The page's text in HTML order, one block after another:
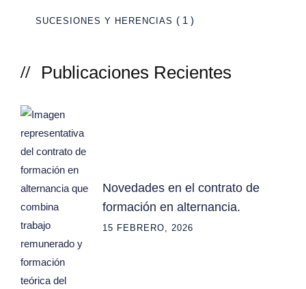
SUCESIONES Y HERENCIAS ( 1 )
Publicaciones Recientes
Novedades en el contrato de
formación en alternancia.
15 FEBRERO, 2026